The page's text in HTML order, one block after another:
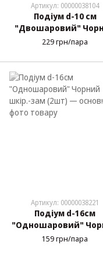
Артикул: 00000038104
Подіум d-10 см
"Двошаровий"
шкір.-зам (2шт)
229 грн/пара
Артикул: 00000038221
Подіум d-16см
"Одношаровий"
шкір.-зам (2шт)
159 грн/пара